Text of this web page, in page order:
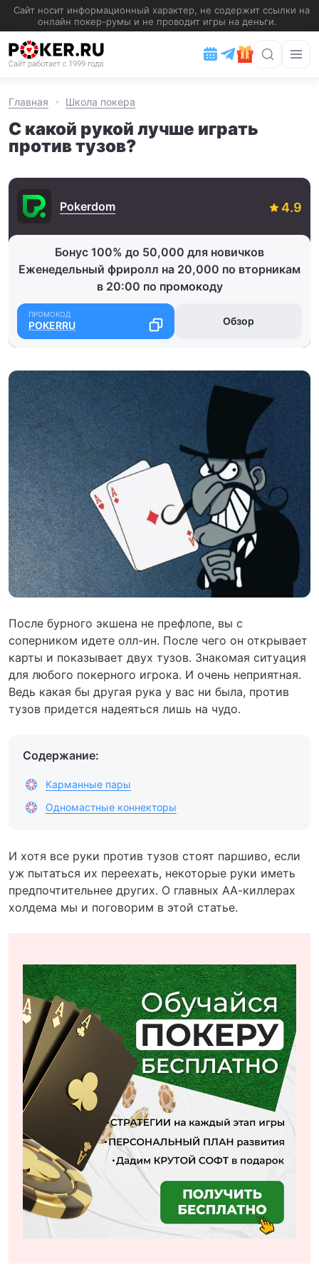
Главная Школа покера
С какой рукой лучше играть
против тузов?
Pokerdom
Бонус 100% до 50,000 для новичков
Еженедельный фриролл на 20,000 по вторникам
в 20:00 по промокоду
POKERRU Обзор
После бурного экшена не префлопе, вы с
соперником идете олл-ин. После чего он открывает
карты и показывает двух тузов. Знакомая ситуация
для любого покерного игрока. И очень неприятная.
Ведь какая бы другая рука у вас ни была, против
тузов придется надеяться лишь на чудо.
Содержание:
Карманные пары
Одномастные коннекторы
И хотя все руки против тузов стоят паршиво, если
уж пытаться их переехать, некоторые руки иметь
предпочтительнее других. О главных АА-киллерах
холдема мы и поговорим в этой статье.